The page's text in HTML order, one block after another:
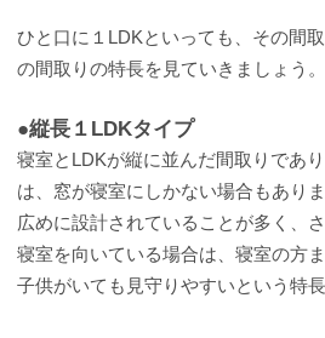
ひと口に１LDKといっても、その間
の間取りの特長を見ていきましょう。
●縦長１LDKタイプ
寝室とLDKが縦に並んだ間取りであ
は、窓が寝室にしかない場合もあり
広めに設計されていることが多く、
寝室を向いている場合は、寝室の方
子供がいても見守りやすいという特長